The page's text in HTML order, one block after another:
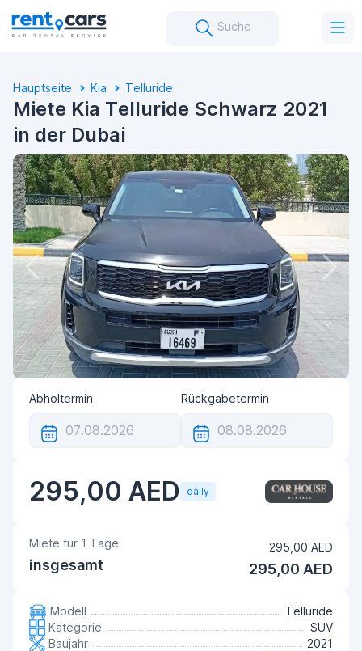
Suche
Hauptseite Kia Telluride
Miete Kia Telluride Schwarz 2021
in der Dubai
Abholtermin Rückgabetermin
295,00 AED daily
Miete für 1 Tage 295,00 AED
insgesamt 295,00 AED
Modell
Telluride
Kategorie
SUV
Baujahr
2021